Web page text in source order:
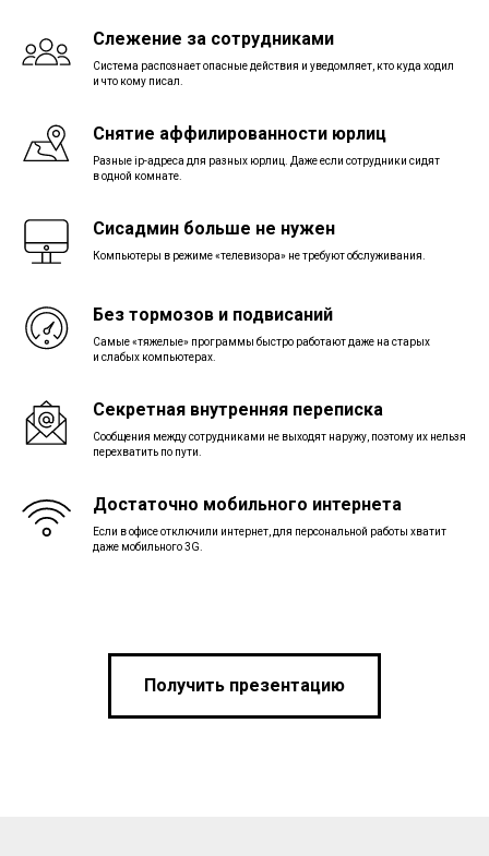
Слежение за сотрудниками
Система распознает опасные действия и уведомляет, кто куда ходил
и что кому писал.
Снятие аффилированности юрлиц
Разные ip-адреса для разных юрлиц. Даже если сотрудники сидят
в одной комнате.
Сисадмин больше не нужен
Компьютеры в режиме «телевизора» не требуют обслуживания.
Без тормозов и подвисаний
Самые «тяжелые» программы быстро работают даже на старых
и слабых компьютерах.
Секретная внутренняя переписка
Сообщения между сотрудниками не выходят наружу, поэтому их нельзя
перехватить по пути.
Достаточно мобильного интернета
Если в офисе отключили интернет, для персональной работы хватит
даже мобильного 3G.
Получить презентацию